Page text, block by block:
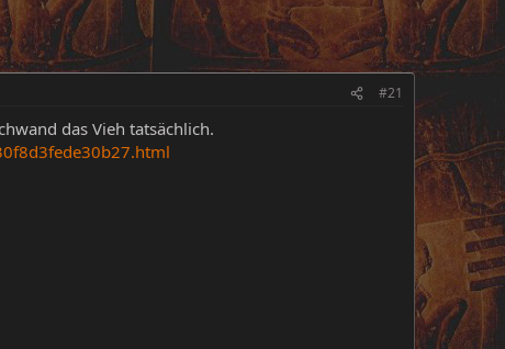
#21
das Vieh tatsächlich.